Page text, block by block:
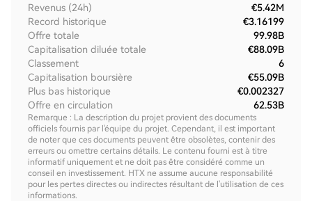
Revenus (24h)
€5.42M
Record historique
€3.16199
Offre totale
99.98B
Capitalisation diluée totale
€88.09B
Classement
6
Capitalisation boursière
€55.09B
Plus bas historique
€0.002327
Offre en circulation
62.53B
Remarque : La description du projet provient des documents
officiels fournis par l'équipe du projet. Cependant, il est important
de noter que ces documents peuvent être obsolètes, contenir des
erreurs ou omettre certains détails. Le contenu fourni est à titre
informatif uniquement et ne doit pas être considéré comme un
conseil en investissement. HTX ne assume aucune responsabilité
pour les pertes directes ou indirectes résultant de l'utilisation de ces
informations.